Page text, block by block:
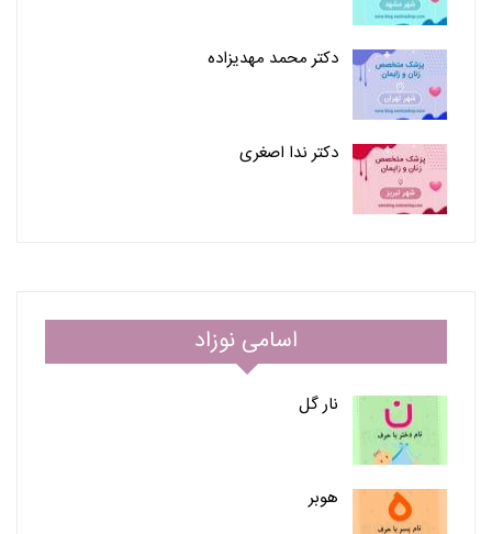
دکتر محمد مهدیزاده
دکتر ندا اصغری
اسامی نوزاد
نار گل
هوبر